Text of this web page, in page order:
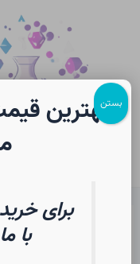
ترکیبات
بهترین
برای
با
بستن